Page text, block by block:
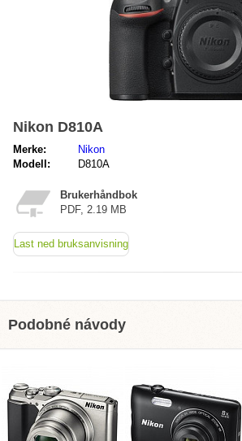
Nikon D810A
Merke:
Nikon
Modell:
D810A
Brukerhåndbok
PDF, 2.19 MB
Last ned bruksanvisning
Podobné návody